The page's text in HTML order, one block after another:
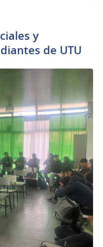
y
de UTU